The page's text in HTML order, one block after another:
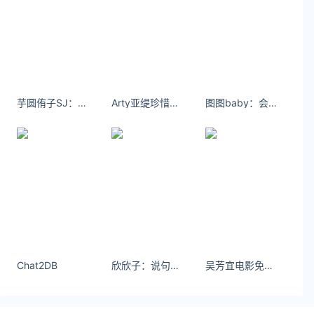
芋圆侑子SJ：真正的遗憾，是遇见了以后，发现自己无力拥有而遗憾。 Arty亚缇珍惜当下的朋友，别人走茶凉 图图baby：会有人陪我逛超市吗。#已经开始期待夏天了 #怎么会不期待夏天呢
Chat2DB 欣欣子：说句想我 我就投降 吴芳宜电影免费观看你就像我儿时喜欢的玩具，别人看一眼我就想冲上去收拾她